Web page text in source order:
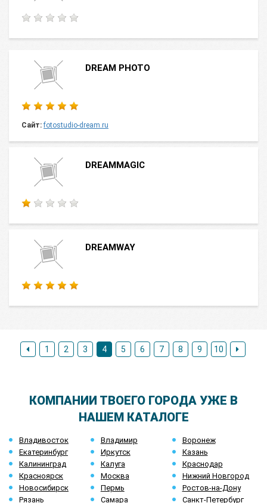
DREAM PHOTO
Сайт: fotostudio-dream.ru
DREAMMAGIC
DREAMWAY
1 2 3 4 5 6 7 8 9 10
КОМПАНИИ ТВОЕГО ГОРОДА УЖЕ В
НАШЕМ КАТАЛОГЕ
Владивосток Владимир
Воронеж
Екатеринбург
Иркутск
Казань
Калининград
Калуга
Краснодар
Красноярск
Москва
Нижний Новгород
Новосибирск
Пермь
Ростов-на-Дону
Рязань
Самара Санкт-Петербург